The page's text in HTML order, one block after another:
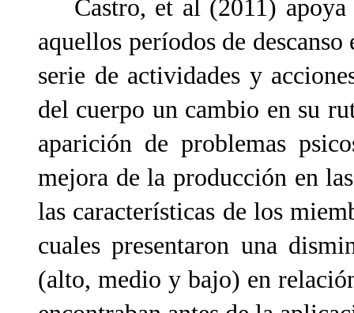
Castro, et al (2011) apoya
aquellos períodos de
serie de actividades y
del cuerpo un cambio en su
aparición de problemas
mejora de la producción en
las características de los
cuales presentaron una
(alto, medio y bajo) en